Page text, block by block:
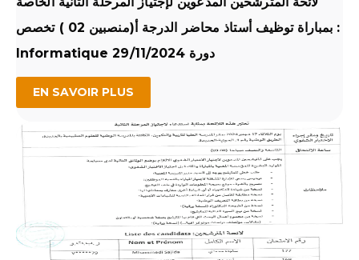
بمباراة توظيف أستاذ محاضر الدرجة أ(منصبين 02 ) تخصص :
Informatique دورة 29/11/2024
EN SAVOIR PLUS